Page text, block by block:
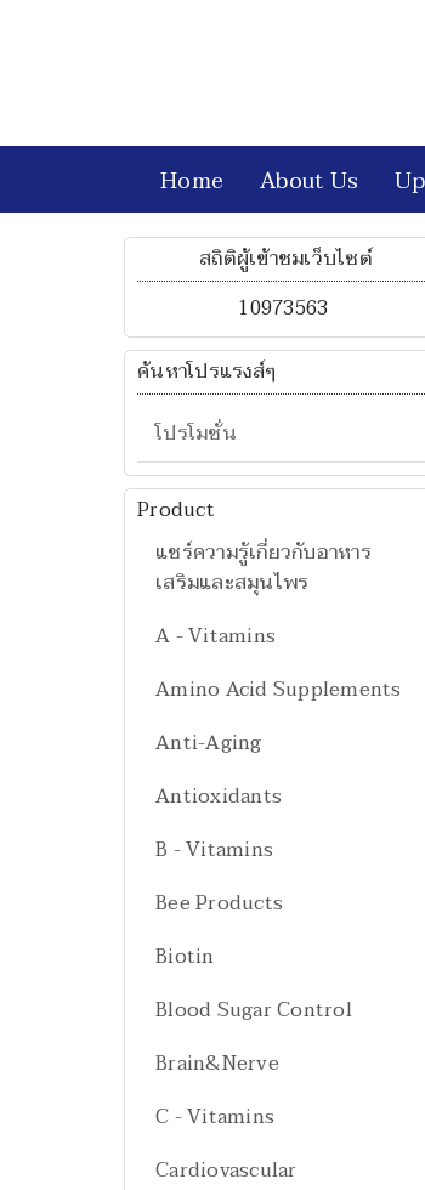
Home About Us
สถิติผู้เข้าชมเว็บไซต์
10973563
ค้นหาโปรแรงส์ๆ
โปรโมชั่น
Product
แชร์ความรู้เกี่ยวกับอาหาร
เสริมและสมุนไพร
A - Vitamins
Amino Acid Supplements
Anti-Aging
Antioxidants
B - Vitamins
Bee Products
Biotin
Blood Sugar Control
Brain&Nerve
C - Vitamins
Cardiovascular